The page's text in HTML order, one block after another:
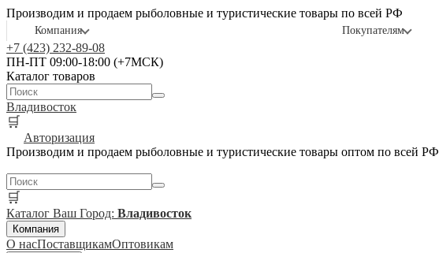
Производим и продаем рыболовные и туристические товары по всей РФ
Компания Покупателям
+7 (423) 232-89-08
ПН-ПТ 09:00-18:00 (+7МСК)
Каталог товаров
Владивосток
🛒
Авторизация
Производим и продаем рыболовные и туристические товары оптом по всей РФ
🛒
Каталог Ваш Город: Владивосток
Компания
О насПоставщикамОптовикам